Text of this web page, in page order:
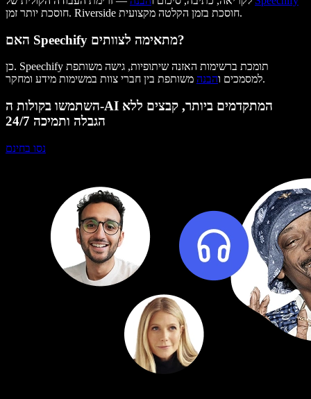
חוסכת יותר זמן. Riverside חוסכת בזמן הקלטה מקצועית.
האם Speechify מתאימה לצוותים?
כן. Speechify תומכת ברשימות האזנה שיתופיות, גישה משותפת
למסמכים והבנה משותפת בין חברי צוות במשימות מידע ומחקר.
השתמשו בקולות ה-AI המתקדמים ביותר, קבצים ללא
הגבלה ותמיכה 24/7
נסו בחינם